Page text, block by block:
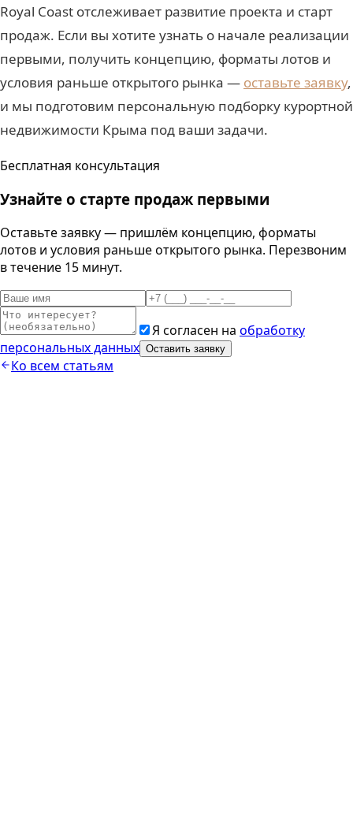
Royal Coast отслеживает развитие проекта и старт
продаж. Если вы хотите узнать о начале реализации
первыми, получить концепцию, форматы лотов и
условия раньше открытого рынка — оставьте заявку,
и мы подготовим персональную подборку курортной
недвижимости Крыма под ваши задачи.
Бесплатная консультация
Узнайте о старте продаж первыми
Оставьте заявку — пришлём концепцию, форматы
лотов и условия раньше открытого рынка. Перезвоним
в течение 15 минут.
Я согласен на обработку
персональных данных Оставить заявку
Ко всем статьям